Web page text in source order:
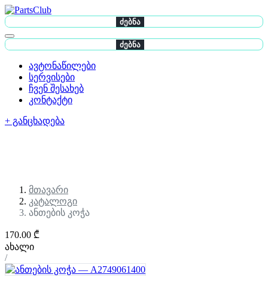
ძებნა
ძებნა
ავტონაწილები
სერვისები
ჩვენ შესახებ
კონტაქტი
+ განცხადება
მთავარი
კატალოგი
ანთების კოჭა
170.00 ₾
ახალი
/